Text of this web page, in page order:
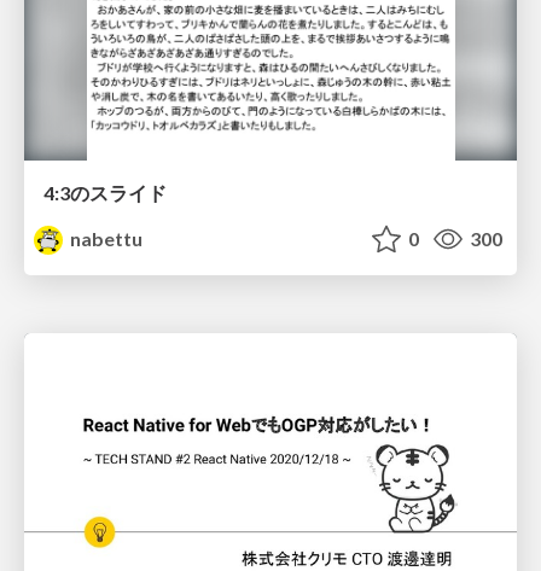
4:3のスライド
nabettu
0 300